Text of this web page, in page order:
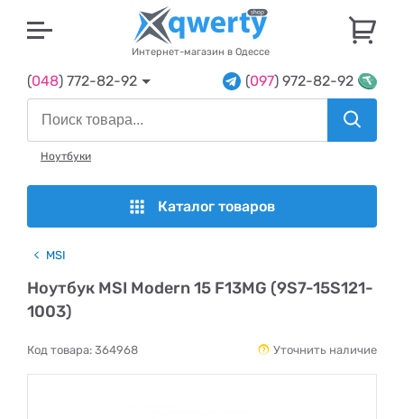
Интернет-магазин в Одессе
(048) 772-82-92 (097) 972-82-92
Ноутбуки
Каталог товаров
MSI
Ноутбук MSI Modern 15 F13MG (9S7-15S121-
1003)
Код товара: 364968 Уточнить наличие